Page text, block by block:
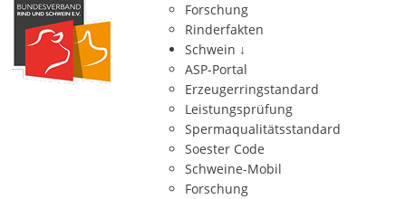
Forschung
Rinderfakten
Schwein ↓
ASP-Portal
Erzeugerringstandard
Leistungsprüfung
Spermaqualitätsstandard
Soester Code
Schweine-Mobil
Forschung